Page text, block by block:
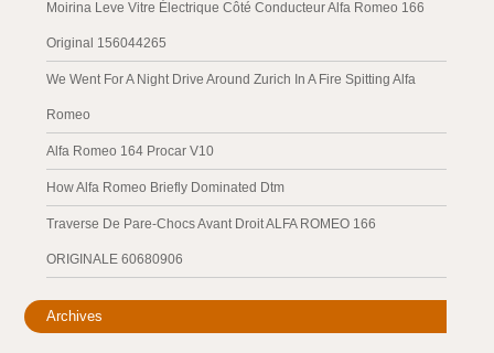
Moirina Leve Vitre Électrique Côté Conducteur Alfa Romeo 166
Original 156044265
We Went For A Night Drive Around Zurich In A Fire Spitting Alfa
Romeo
Alfa Romeo 164 Procar V10
How Alfa Romeo Briefly Dominated Dtm
Traverse De Pare-Chocs Avant Droit ALFA ROMEO 166
ORIGINALE 60680906
Archives